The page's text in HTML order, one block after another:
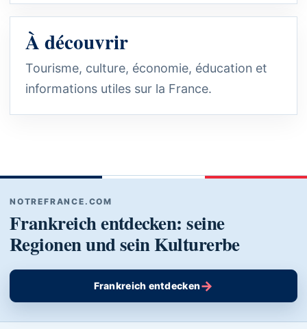
À découvrir
Tourisme, culture, économie, éducation et
informations utiles sur la France.
NOTREFRANCE.COM
Frankreich entdecken: seine
Regionen und sein Kulturerbe
Frankreich entdecken→